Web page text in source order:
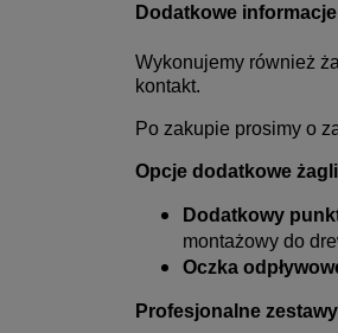
Dodatkowe
Wykonujemy również
kontakt.
Po zakupie prosimy o
Opcje dodatkowe
Dodatkowy
montażowy do
Oczka
Profesjonalne